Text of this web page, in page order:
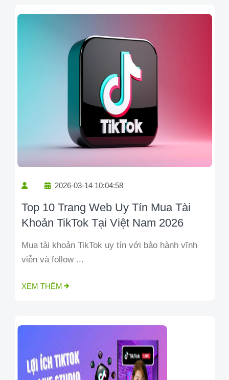
2026-03-14 10:04:58
Top 10 Trang Web Uy Tín Mua Tài
Khoản TikTok Tại Việt Nam 2026
Mua tài khoản TikTok uy tín với bảo hành vĩnh
viễn và follow ...
XEM THÊM